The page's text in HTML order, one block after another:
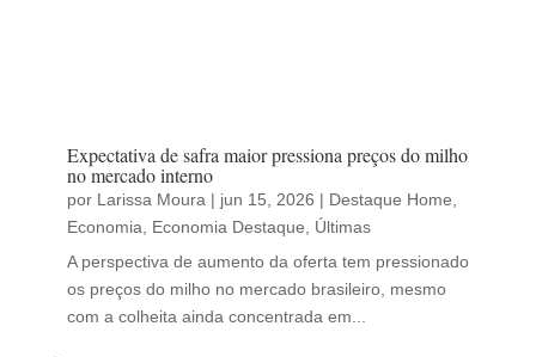
Expectativa de safra maior pressiona preços do milho
no mercado interno
por Larissa Moura | jun 15, 2026 | Destaque Home
Economia
Economia Destaque
Últimas
A perspectiva de aumento da oferta tem pressionado
os preços do milho no mercado brasileiro, mesmo
com a colheita ainda concentrada em...